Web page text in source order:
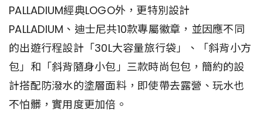
PALLADIUM經典LOGO外，更特別設計
PALLADIUM、迪士尼共10款專屬徽章，並因應不同
的出遊行程設計「30L大容量旅行袋」、「斜背小方
包」和「斜背隨身小包」三款時尚包包，簡約的設
計搭配防潑水的塗層面料，即使帶去露營、玩水也
不怕髒，實用度更加倍。